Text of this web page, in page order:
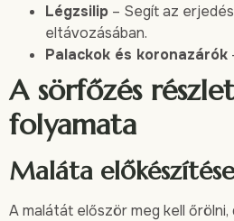
Légzsilip – Segít az
eltávozásában.
Palackok és koronazárók
A sörfőzés
folyamata
Maláta
A malátát először meg kell